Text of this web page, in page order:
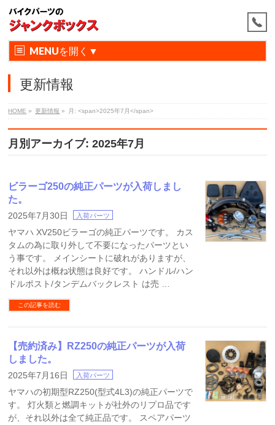
MENU
更新情報
HOME » 更新情報 » 月: <span>2025年7月</span>
月別アーカイブ: 2025年7月
ビラーゴ250の純正パーツが入荷しまし
た。
2025年7月30日 入荷パーツ
ヤマハ XV250ビラーゴの純正パーツです。 カス
タムの為に取り外して不要になったパーツとい
う事です。 メインシートに破れがありますが、
それ以外は概ね状態は良好です。 ハンドル/ハン
ドルポスト/タンデムバックレスト は売 …
この記事を読む
【売約済み】RZ250の純正パーツが入荷
しました。
2025年7月16日 入荷パーツ
ヤマハの初期型RZ250(型式4L3)の純正パーツで
す。 灯火類と燃調キットが社外のリプロ品です
が、それ以外は全て純正品です。 スペアパーツ